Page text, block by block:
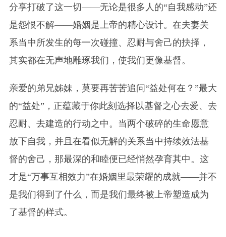
分享打破了这一切——无论是很多人的“自我感动”还
是怨恨不解——婚姻是上帝的精心设计。在夫妻关
系当中所发生的每一次碰撞、忍耐与舍己的抉择，
其实都在无声地雕琢我们，使我们更像基督。
亲爱的弟兄姊妹，莫要再苦苦追问“益处何在？”最大
的“益处”，正蕴藏于你此刻选择以基督之心去爱、去
忍耐、去建造的行动之中。当两个破碎的生命愿意
放下自我，并且在看似无解的关系当中持续效法基
督的舍己，那最深的和睦便已经悄然孕育其中。这
才是“万事互相效力”在婚姻里最荣耀的成就——并不
是我们得到了什么，而是我们最终被上帝塑造成为
了基督的样式。